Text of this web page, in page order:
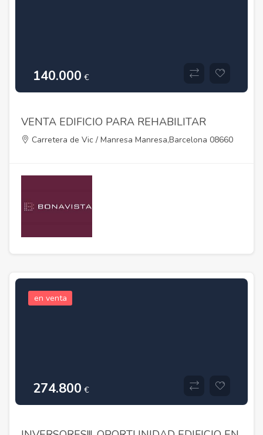
140.000 €
VENTA EDIFICIO PARA REHABILITAR
Carretera de Vic / Manresa Manresa,Barcelona 08660
en venta
274.800 €